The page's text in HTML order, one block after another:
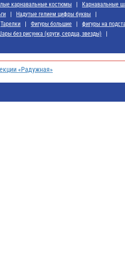
карнавальные костюмы
Карнавальные
Надутые гелием цифры буквы
Тарелки Фигуры большие
фигуры на
без рисунка (круги, сердца, звезды)
«Радужная»